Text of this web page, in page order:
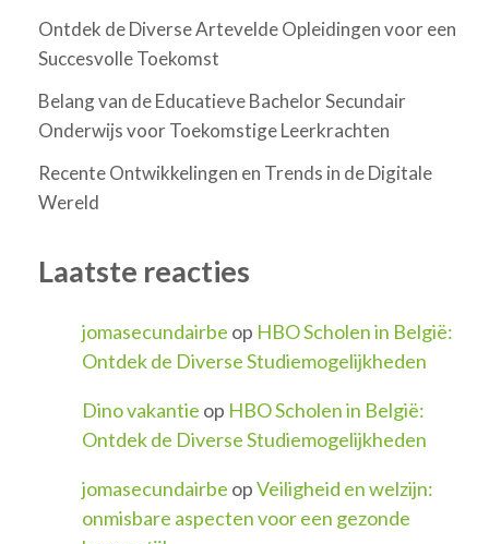
Ontdek de Diverse Artevelde Opleidingen voor een
Succesvolle Toekomst
Belang van de Educatieve Bachelor Secundair
Onderwijs voor Toekomstige Leerkrachten
Recente Ontwikkelingen en Trends in de Digitale
Wereld
Laatste reacties
jomasecundairbe op HBO Scholen in België:
Ontdek de Diverse Studiemogelijkheden
Dino vakantie op HBO Scholen in België:
Ontdek de Diverse Studiemogelijkheden
jomasecundairbe opVeiligheid en welzijn:
onmisbare aspecten voor een gezonde